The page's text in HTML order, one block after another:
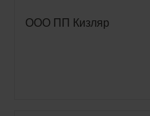
ООО ПП Кизляр